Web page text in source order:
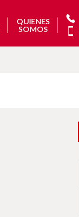
QUIENES
SOMOS